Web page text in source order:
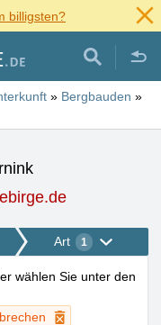
billigsten?
» Bergbauden »
Art 1
wählen Sie unter den